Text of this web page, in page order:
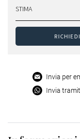
STIMA
Invia per
Invia